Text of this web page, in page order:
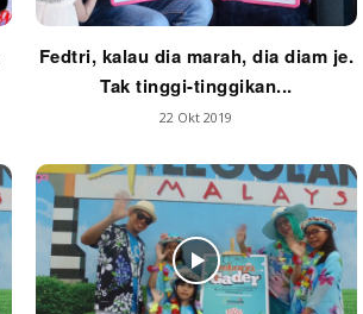
Fedtri, kalau dia marah, dia diam je.
Tak tinggi-tinggikan...
22 Okt 2019